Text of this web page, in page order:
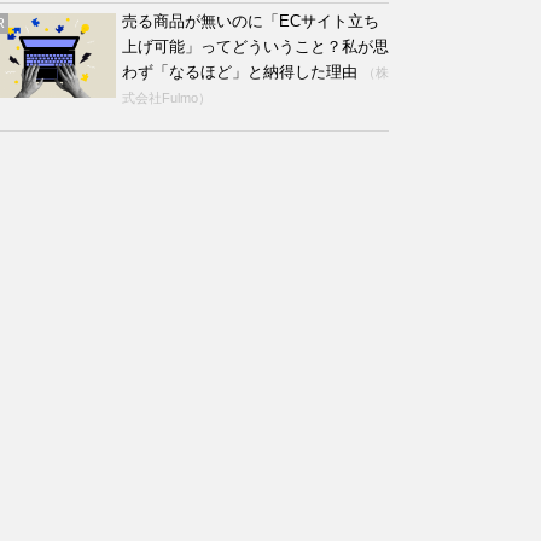
売る商品が無いのに「ECサイト立ち
上げ可能」ってどういうこと？私が思
わず「なるほど」と納得した理由
（株
式会社Fulmo）